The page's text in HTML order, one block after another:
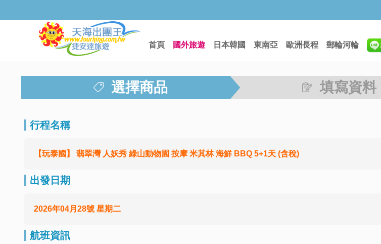
首頁 國外旅遊 日本韓國 東南亞 歐洲長程 郵輪河輪
選擇商品 填寫資料
行程名稱
【玩泰國】 翡翠灣 人妖秀 綠山動物園 按摩 米其林 海鮮 BBQ 5+1天 (含稅)
出發日期
2026年04月28號 星期二
航班資訊